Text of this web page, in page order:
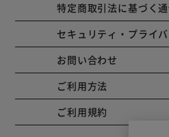
特定商取引法に基づく
セキュリティ・プライ
お問い合わせ
ご利用方法
ご利用規約